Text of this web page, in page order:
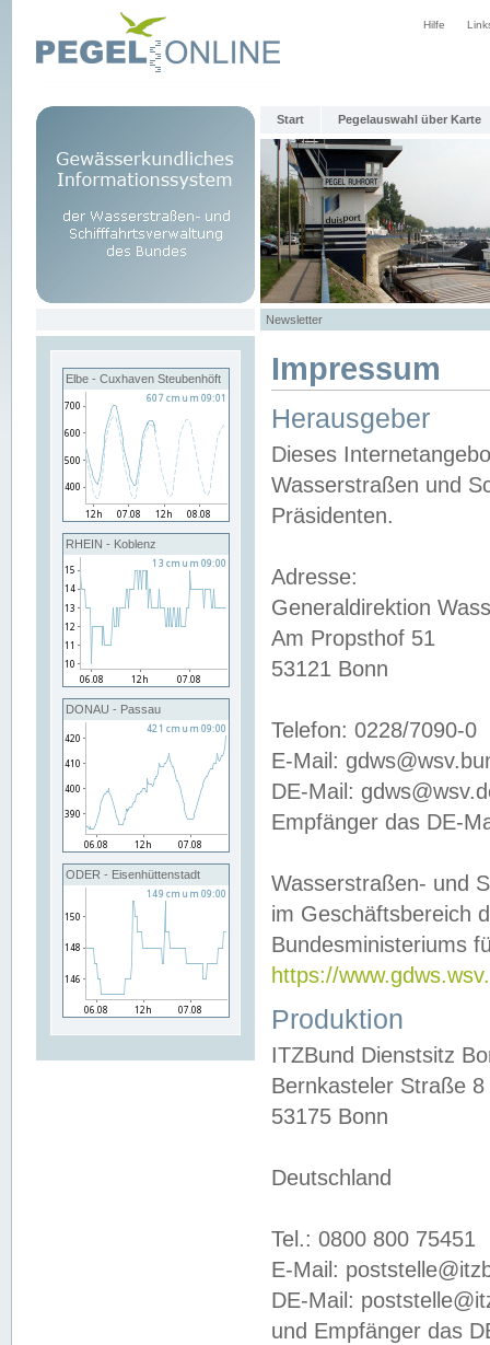
Hilfe
Start Pegelauswahl über Karte
Newsletter
Elbe - Cuxhaven Steubenhöft
RHEIN - Koblenz
DONAU - Passau
ODER - Eisenhüttenstadt
Impressum
Herausgeber
Dieses
Wasserstraßen und
Präsidenten.
Adresse:
Generaldirektion
Am Propsthof 51
53121 Bonn
Telefon: 0228/7090-0
E-Mail:
DE-Mail:
Empfänger das DE-
Wasserstraßen- und
im Geschäftsbereich
Bundesministeriums
https://
Produktion
ITZBund Dienstsitz
Bernkasteler Straße 8
53175 Bonn
Deutschland
Tel.: 0800 800 75451
E-Mail:
DE-Mail:
und Empfänger das